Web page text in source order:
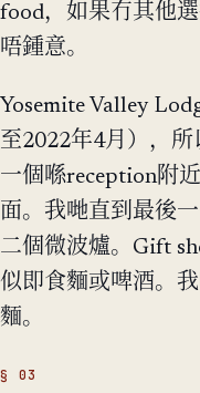
food，如果冇其他
唔鍾意。
Yosemite Valley
至2022年4月），所
一個喺reception附
面。我哋直到最後
二個微波爐。Gift
似即食麵或啤酒。
麵。